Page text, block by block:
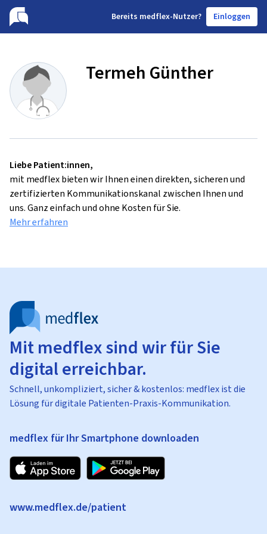
Bereits medflex-Nutzer? Einloggen
Termeh Günther
Liebe Patient:innen,
mit medflex bieten wir Ihnen einen direkten, sicheren und
zertifizierten Kommunikationskanal zwischen Ihnen und
uns. Ganz einfach und ohne Kosten für Sie.
Mehr erfahren
Mit medflex sind wir für Sie
digital erreichbar.
Schnell, unkompliziert, sicher & kostenlos: medflex ist die
Lösung für digitale Patienten-Praxis-Kommunikation.
medflex für Ihr Smartphone downloaden
www.medflex.de/patient